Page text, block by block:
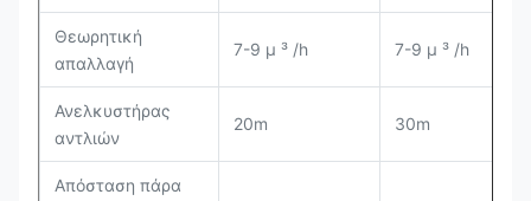
Θεωρητική
απαλλαγή
7-9 μ ³ /h 7-9 μ ³ /h
Ανελκυστήρας
αντλιών
20m 30m
Απόσταση πάρα